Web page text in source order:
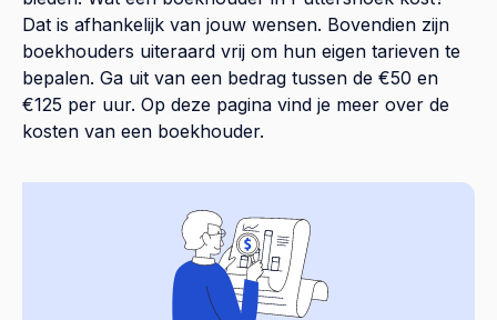
Dat is afhankelijk van jouw wensen. Bovendien zijn
boekhouders uiteraard vrij om hun eigen tarieven te
bepalen. Ga uit van een bedrag tussen de €50 en
€125 per uur. Op deze pagina vind je meer over de
kosten van een boekhouder.